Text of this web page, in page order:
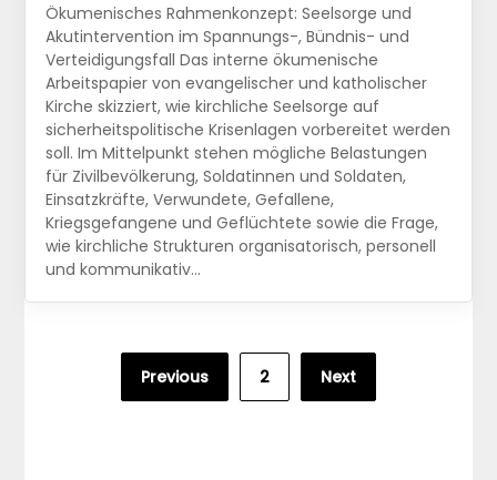
Ökumenisches Rahmenkonzept: Seelsorge und
Akutintervention im Spannungs-, Bündnis- und
Verteidigungsfall Das interne ökumenische
Arbeitspapier von evangelischer und katholischer
Kirche skizziert, wie kirchliche Seelsorge auf
sicherheitspolitische Krisenlagen vorbereitet werden
soll. Im Mittelpunkt stehen mögliche Belastungen
für Zivilbevölkerung, Soldatinnen und Soldaten,
Einsatzkräfte, Verwundete, Gefallene,
Kriegsgefangene und Geflüchtete sowie die Frage,
wie kirchliche Strukturen organisatorisch, personell
und kommunikativ…
Seitennummerierung
Previous 2 Next